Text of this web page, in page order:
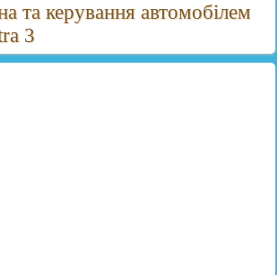
та керування автомобілем
3